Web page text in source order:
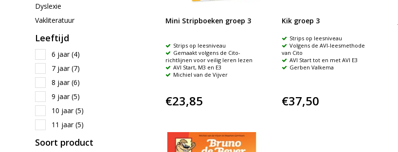
Dyslexie
Vakliteratuur
Leeftijd
6 jaar(4)
7 jaar(7)
8 jaar(6)
9 jaar(5)
10 jaar(5)
11 jaar(5)
Soort product
Mini Stripboeken groep 3
Strips op leesniveau
Gemaakt volgens de Cito-
richtlijnen voor veilig leren lezen
AVI Start, M3 en E3
Michiel van de Vijver
€23,85
Kik groep 3
Strips op leesniveau
Volgens de AVI-leesmethode
van Cito
AVI Start tot en met AVI E3
Gerben Valkema
€37,50